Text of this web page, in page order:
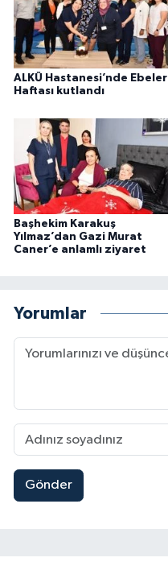
ALKÜ Hastanesi’nde Ebeler
Haftası kutlandı
Başhekim Karakuş
Yılmaz’dan Gazi Murat
Caner’e anlamlı ziyaret
Yorumlar
Gönder